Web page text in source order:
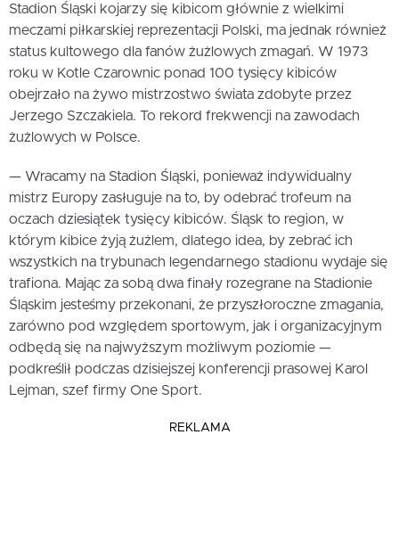
Stadion Śląski kojarzy się kibicom głównie z wielkimi
meczami piłkarskiej reprezentacji Polski, ma jednak również
status kultowego dla fanów żużlowych zmagań. W 1973
roku w Kotle Czarownic ponad 100 tysięcy kibiców
obejrzało na żywo mistrzostwo świata zdobyte przez
Jerzego Szczakiela. To rekord frekwencji na zawodach
żużlowych w Polsce.
— Wracamy na Stadion Śląski, ponieważ indywidualny
mistrz Europy zasługuje na to, by odebrać trofeum na
oczach dziesiątek tysięcy kibiców. Śląsk to region, w
którym kibice żyją żużlem, dlatego idea, by zebrać ich
wszystkich na trybunach legendarnego stadionu wydaje się
trafiona. Mając za sobą dwa finały rozegrane na Stadionie
Śląskim jesteśmy przekonani, że przyszłoroczne zmagania,
zarówno pod względem sportowym, jak i organizacyjnym
odbędą się na najwyższym możliwym poziomie —
podkreślił podczas dzisiejszej konferencji prasowej Karol
Lejman, szef firmy One Sport.
REKLAMA